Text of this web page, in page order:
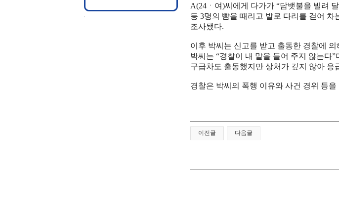
A(24ㆍ여)씨에게 다가가 “담뱃불을 빌려
등 3명의 뺨을 때리고 발로 다리를 걷어
조사됐다.
이후 박씨는 신고를 받고 출동한 경찰에
박씨는 “경찰이 내 말을 들어 주지 않는다
구급차도 출동했지만 상처가 깊지 않아 응
경찰은 박씨의 폭행 이유와 사건 경위 등
이전글 다음글